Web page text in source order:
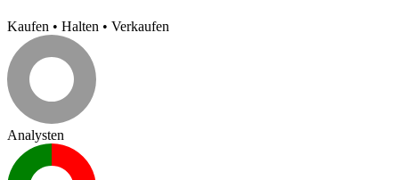
Kaufen • Halten • Verkaufen
Analysten